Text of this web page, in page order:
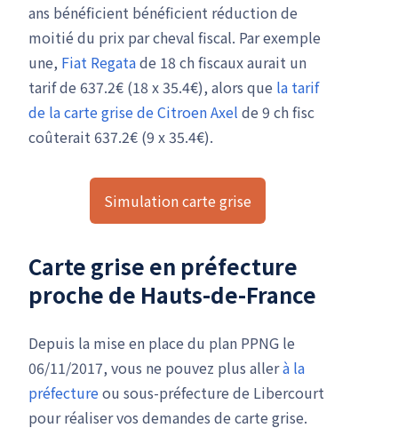
ans bénéficient bénéficient réduction de
moitié du prix par cheval fiscal. Par exemple
une, Fiat Regatade 18 ch fiscaux aurait un
tarif de 637.2€ (18 x 35.4€), alors que la tarif
de la carte grise de Citroen Axel de 9 ch fisc
coûterait 637.2€ (9 x 35.4€).
Simulation carte grise
Carte grise en préfecture
proche de Hauts-de-France
Depuis la mise en place du plan PPNG le
06/11/2017, vous ne pouvez plus allerà la
préfectureou sous-préfecture de Libercourt
pour réaliser vos demandes de carte grise.